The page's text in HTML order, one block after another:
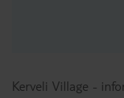
Kerveli Village -